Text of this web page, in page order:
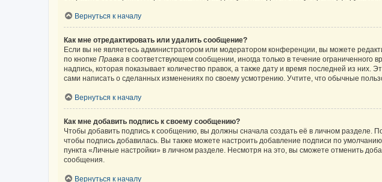
Вернуться к началу
Как мне отредактировать или удалить сообщение?
Если вы не являетесь администратором или модератором конференции, вы можете
по кнопке Правка в соответствующем сообщении, иногда только в течение
надпись, которая показывает количество правок, а также дату и время последней из
сами написать о сделанных изменениях по своему усмотрению. Учтите, что обычные
Вернуться к началу
Как мне добавить подпись к своему сообщению?
Чтобы добавить подпись к сообщению, вы должны сначала создать её в личном разделе.
чтобы подпись добавилась. Вы также можете настроить добавление подписи по
пункта «Личные настройки» в личном разделе. Несмотря на это, вы сможете отменить
сообщения.
Вернуться к началу